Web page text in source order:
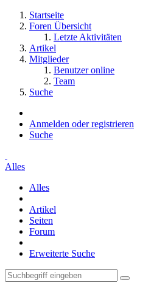
Startseite
Foren Übersicht
Letzte Aktivitäten
Artikel
Mitglieder
Benutzer online
Team
Suche
Anmelden oder registrieren
Suche
Alles
Alles
Artikel
Seiten
Forum
Erweiterte Suche